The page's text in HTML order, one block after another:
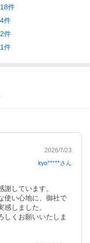
18件
4件
2件
1件
2026/7/23
kyo*****さん
しています。
使い心地に、御社で
しました。
しくお願いいたしま